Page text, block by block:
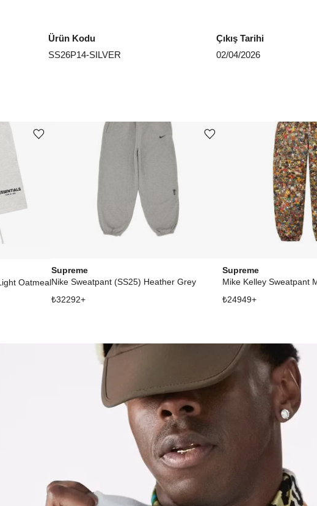
Ürün Kodu
SS26P14-SILVER
Çıkış Tarihi
02/04/2026
Oatmeal
Ürünü istek listesine ekle veya listeden çıkar
Supreme
Nike Sweatpant (SS25) Heather Grey
₺32292+
Ürünü istek listesine ekle veya listeden çıkar
Supreme
Mike Kelley Sweatpant
₺24949+